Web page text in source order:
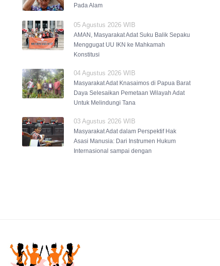
Pada Alam
05 Agustus 2026 WIB
AMAN, Masyarakat Adat Suku Balik Sepaku
Menggugat UU IKN ke Mahkamah
Konstitusi
04 Agustus 2026 WIB
Masyarakat Adat Knasaimos di Papua Barat
Daya Selesaikan Pemetaan Wilayah Adat
Untuk Melindungi Tana
03 Agustus 2026 WIB
Masyarakat Adat dalam Perspektif Hak
Asasi Manusia: Dari Instrumen Hukum
Internasional sampai dengan